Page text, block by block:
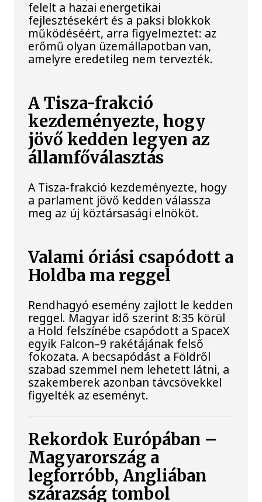
felelt a hazai energetikai
fejlesztésekért és a paksi blokkok
működéséért, arra figyelmeztet: az
erőmű olyan üzemállapotban van,
amelyre eredetileg nem tervezték.
A Tisza-frakció
kezdeményezte, hogy
jövő kedden legyen az
államfőválasztás
A Tisza-frakció kezdeményezte, hogy
a parlament jövő kedden válassza
meg az új köztársasági elnököt.
Valami óriási csapódott a
Holdba ma reggel
Rendhagyó esemény zajlott le kedden
reggel. Magyar idő szerint 8:35 körül
a Hold felszínébe csapódott a SpaceX
egyik Falcon–9 rakétájának felső
fokozata. A becsapódást a Földről
szabad szemmel nem lehetett látni, a
szakemberek azonban távcsövekkel
figyelték az eseményt.
Rekordok Európában –
Magyarország a
legforróbb, Angliában
szárazság tombol